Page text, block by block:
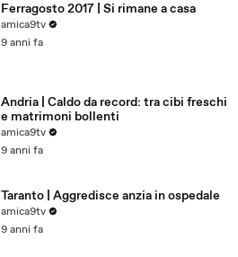
Ferragosto 2017 | Si rimane a casa
amica9tv
9 anni fa
Andria | Caldo da record: tra cibi freschi
e matrimoni bollenti
amica9tv
9 anni fa
Taranto | Aggredisce anzia in ospedale
amica9tv
9 anni fa